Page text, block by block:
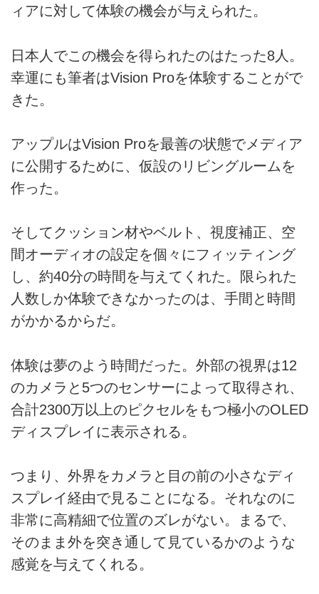
ィアに対して体験の機会が与えられた。
日本人でこの機会を得られたのはたった8人。
幸運にも筆者はVision Proを体験することがで
きた。
アップルはVision Proを最善の状態でメディア
に公開するために、仮設のリビングルームを
作った。
そしてクッション材やベルト、視度補正、空
間オーディオの設定を個々にフィッティング
し、約40分の時間を与えてくれた。限られた
人数しか体験できなかったのは、手間と時間
がかかるからだ。
体験は夢のよう時間だった。外部の視界は12
のカメラと5つのセンサーによって取得され、
合計2300万以上のピクセルをもつ極小のOLED
ディスプレイに表示される。
つまり、外界をカメラと目の前の小さなディ
スプレイ経由で見ることになる。それなのに
非常に高精細で位置のズレがない。まるで、
そのまま外を突き通して見ているかのような
感覚を与えてくれる。